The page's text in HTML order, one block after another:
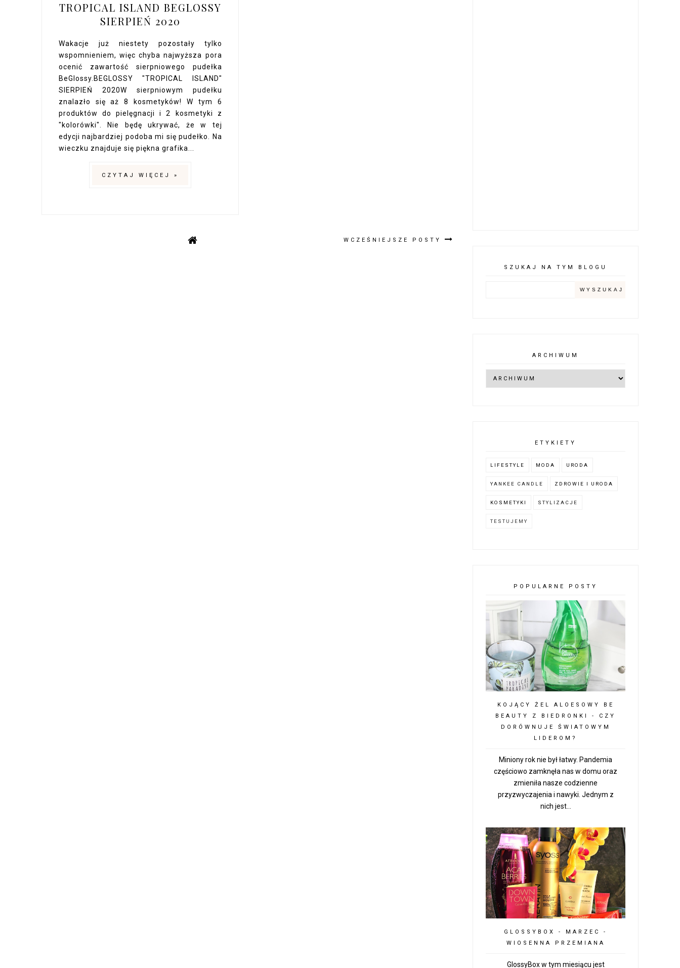
TROPICAL ISLAND BEGLOSSY
SIERPIEŃ 2020
Wakacje już niestety pozostały tylko
wspomnieniem, więc chyba najwyższa pora
ocenić zawartość sierpniowego pudełka
BeGlossy.BEGLOSSY "TROPICAL ISLAND"
SIERPIEŃ 2020W sierpniowym pudełku
znalazło się aż 8 kosmetyków! W tym 6
produktów do pielęgnacji i 2 kosmetyki z
"kolorówki". Nie będę ukrywać, że w tej
edycji najbardziej podoba mi się pudełko. Na
wieczku znajduje się piękna grafika...
CZYTAJ WIĘCEJ »
WCZEŚNIEJSZE POSTY
SZUKAJ NA TYM BLOGU
ARCHIWUM
ETYKIETY
LIFESTYLE MODA URODA
YANKEE CANDLE ZDROWIE I URODA
KOSMETYKI STYLIZACJE
TESTUJEMY
POPULARNE POSTY
KOJĄCY ŻEL ALOESOWY BE
BEAUTY Z BIEDRONKI - CZY
DORÓWNUJE ŚWIATOWYM
LIDEROM?
Miniony rok nie był łatwy. Pandemia
częściowo zamknęła nas w domu oraz
zmieniła nasze codzienne
przyzwyczajenia i nawyki. Jednym z
nich jest...
GLOSSYBOX - MARZEC -
WIOSENNA PRZEMIANA
GlossyBox w tym miesiącu jest